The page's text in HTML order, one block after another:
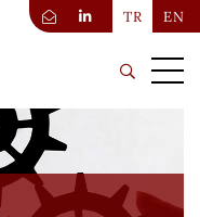
TR EN